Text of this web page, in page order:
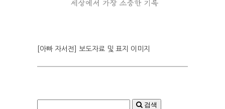
[아빠 자서전] 보도자료 및 표지 이미지
검색